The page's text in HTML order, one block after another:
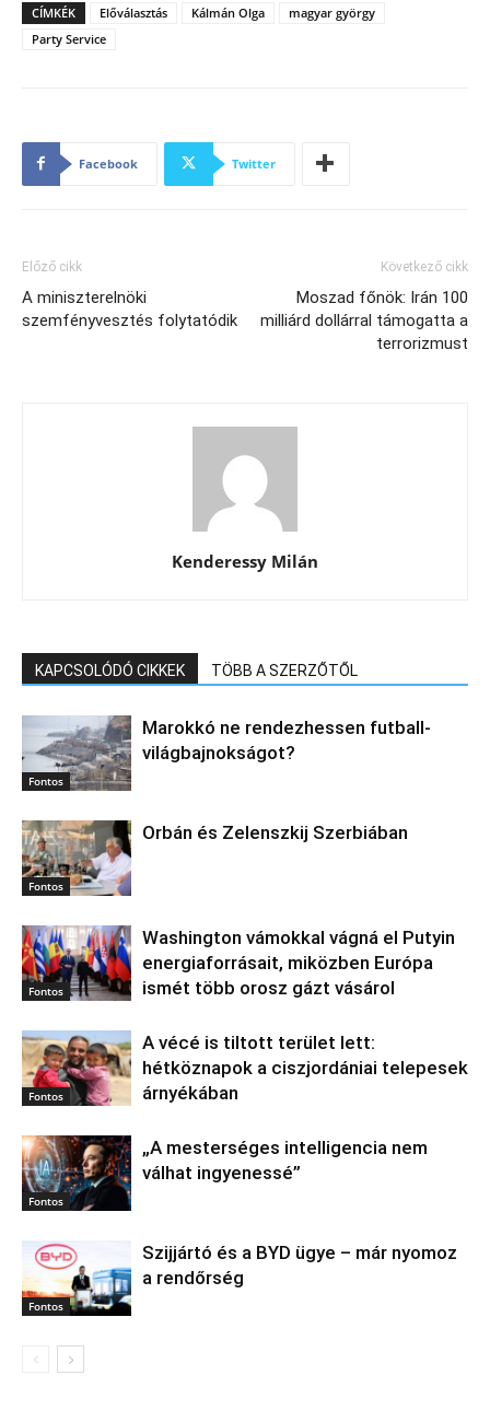
CÍMKÉK Előválasztás Kálmán Olga
magyar györgy
Party Service
Facebook Twitter
Előző cikk
A miniszterelnöki
szemfényvesztés folytatódik
Következő cikk
Moszad főnök: Irán 100
milliárd dollárral támogatta a
terrorizmust
Kenderessy Milán
KAPCSOLÓDÓ CIKKEK TÖBB A SZERZŐTŐL
Fontos
Marokkó ne rendezhessen futball-
világbajnokságot?
Fontos
Orbán és Zelenszkij Szerbiában
Fontos
Washington vámokkal vágná el Putyin
energiaforrásait, miközben Európa
ismét több orosz gázt vásárol
Fontos
A vécé is tiltott terület lett:
hétköznapok a ciszjordániai telepesek
árnyékában
Fontos
„A mesterséges intelligencia nem
válhat ingyenessé”
Fontos
Szijjártó és a BYD ügye – már nyomoz
a rendőrség